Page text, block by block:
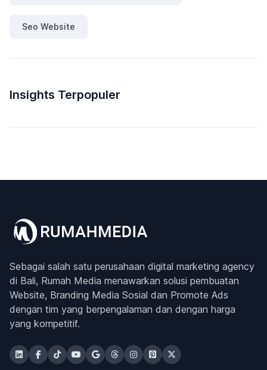
Seo Website
Insights Terpopuler
Sebagai salah satu perusahaan digital marketing agency
di Bali, Rumah Media menawarkan solusi pembuatan
Website, Branding Media Sosial dan Promote Ads
dengan tim yang berpengalaman dan dengan harga
yang kompetitif.